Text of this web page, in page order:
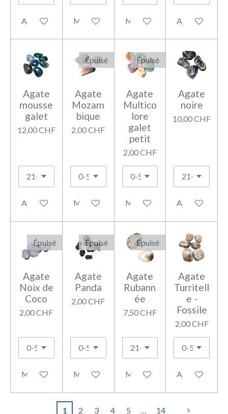
Ajouter au panierM'avertir si disponibleM'avertir si disponible
Ajouter au
Agate
mousse
galet
12,00 CHF
Ajouter au panier
Épuisé
Agate
Mozam
bique
2,00 CHF
M'avertir si disponible
Épuisé
Agate
Multico
lore
galet
petit
2,00 CHF
M'avertir si disponible
Agate
noire
10,00 CHF
Ajouter au
Épuisé
Agate
Noix de
Coco
2,00 CHF
M'avertir si disponible
Épuisé
Agate
Panda
2,00 CHF
M'avertir si disponible
Épuisé
Agate
Rubann
ée
7,50 CHF
M'avertir si disponible
Agate
Turritell
e -
Fossile
2,00 CHF
Ajouter au
1 2 3 4 5 14